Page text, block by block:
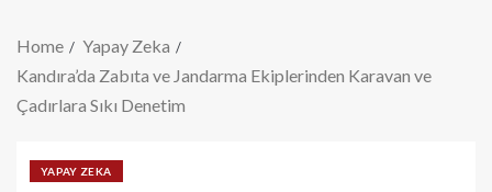
Home
Yapay Zeka
Kandıra’da Zabıta ve Jandarma Ekiplerinden Karavan ve
Çadırlara Sıkı Denetim
YAPAY ZEKA